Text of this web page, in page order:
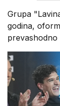
Grupa
godina,
prevashodno